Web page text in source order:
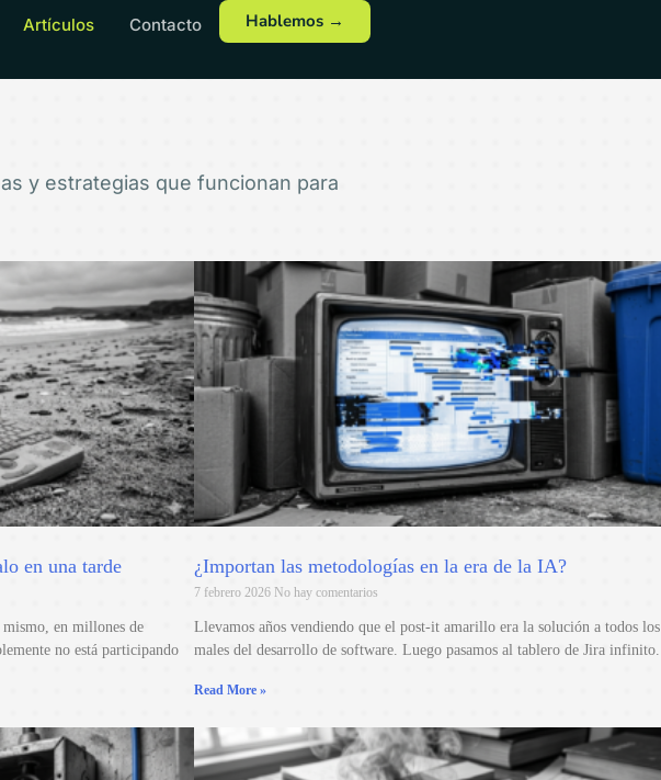
Artículos Contacto Hablemos →
y estrategias que funcionan para
en una tarde
mismo, en millones de
no está participando
¿Importan las metodologías en la era de la IA?
7 febrero 2026 No hay comentarios
Llevamos años vendiendo que el post-it amarillo era la solución a todos los
males del desarrollo de software. Luego pasamos al tablero de Jira infinito.
Read More »